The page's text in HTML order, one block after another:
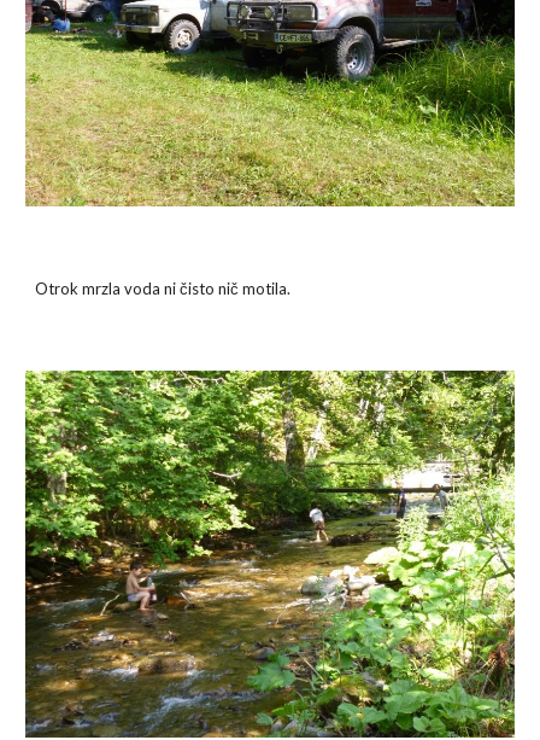
Otrok mrzla voda ni čisto nič motila.